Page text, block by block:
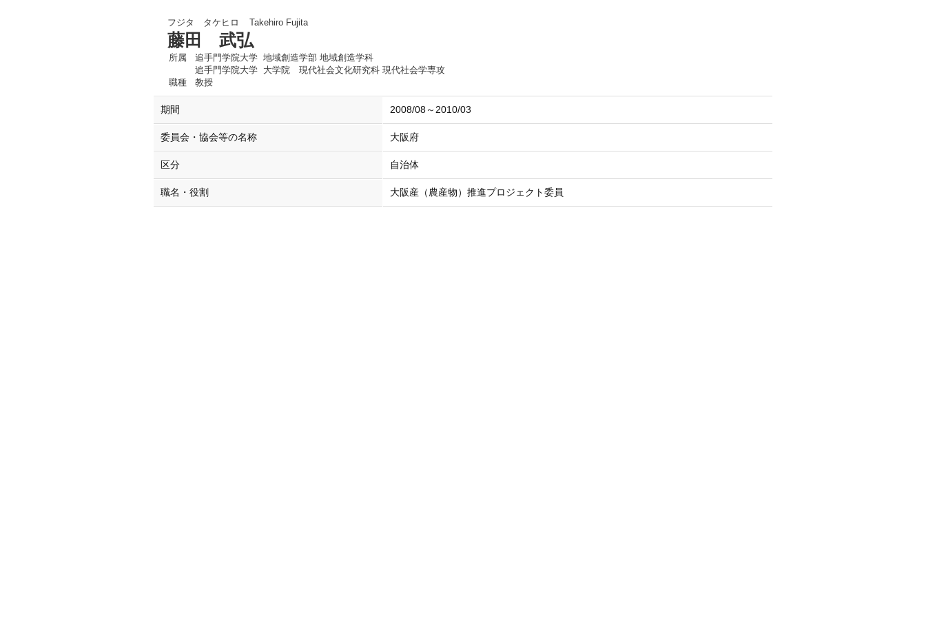
フジタ タケヒロ Takehiro Fujita
藤田 武弘
所属
追手門学院大学 地域創造学部 地域創造学科
追手門学院大学 大学院 現代社会文化研究科 現代社会学専攻
職種
教授
期間 2008/08～2010/03
委員会・協会等の名称 大阪府
区分 自治体
職名・役割 大阪産（農産物）推進プロジェクト委員